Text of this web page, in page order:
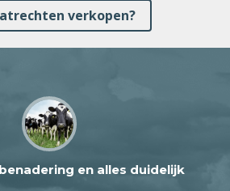
verkopen?
en alles duidelijk